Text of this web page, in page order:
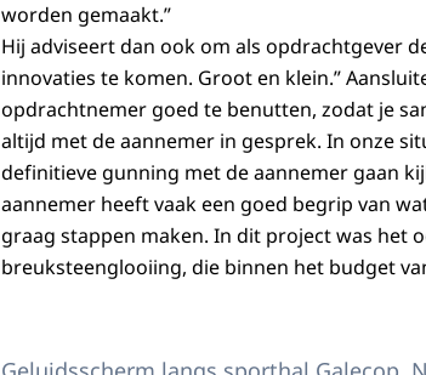
worden gemaakt.”
Hij adviseert dan ook om als opdrachtgever
innovaties te komen. Groot en klein.”
opdrachtnemer goed te benutten, zodat je
altijd met de aannemer in gesprek. In onze
definitieve gunning met de aannemer gaan
aannemer heeft vaak een goed begrip van
graag stappen maken. In dit project was het
breuksteenglooiing, die binnen het budget